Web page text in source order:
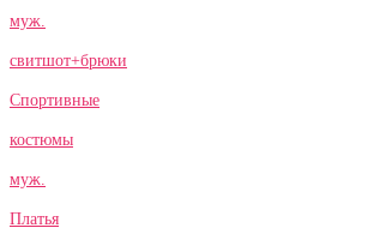
муж.
свитшот+брюки
Спортивные
костюмы
муж.
Платья